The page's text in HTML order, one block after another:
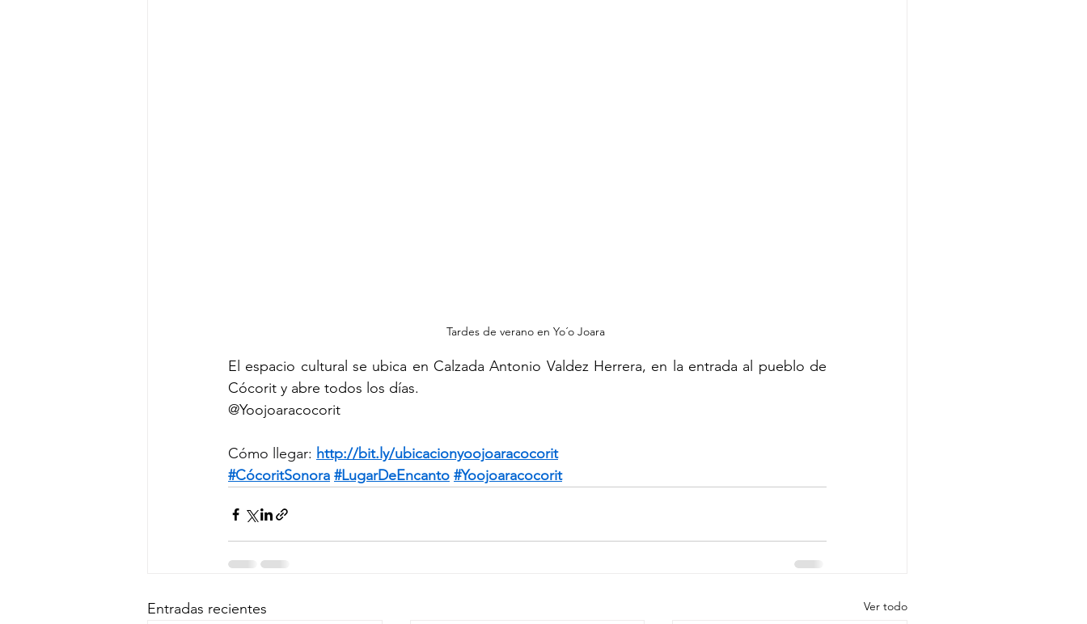
Tardes de verano en Yo´o Joara
El espacio cultural se ubica en Calzada Antonio Valdez Herrera, en la entrada al pueblo de
Cócorit y abre todos los días.
@Yoojoaracocorit
Cómo llegar: http://bit.ly/ubicacionyoojoaracocorit
#CócoritSonora #LugarDeEncanto #Yoojoaracocorit
Entradas recientes Ver todo